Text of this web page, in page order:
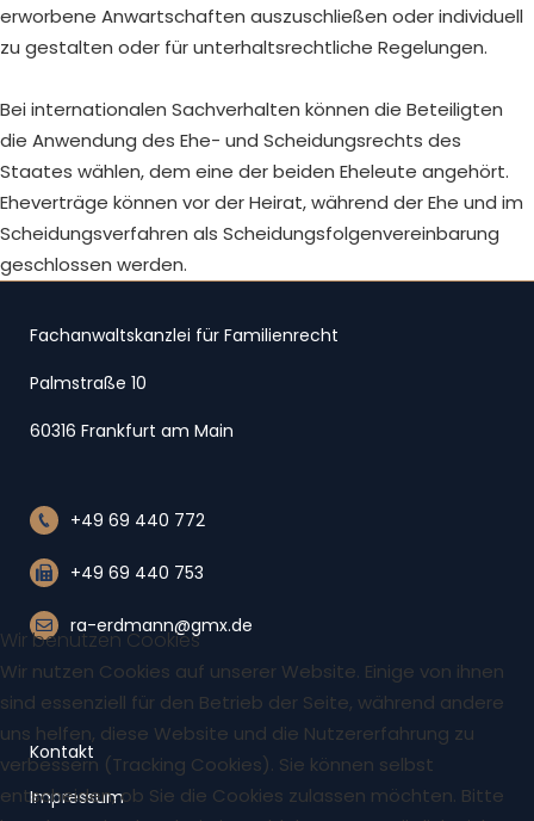
erworbene Anwartschaften auszuschließen oder individuell
zu gestalten oder für unterhaltsrechtliche Regelungen.
Bei internationalen Sachverhalten können die Beteiligten
die Anwendung des Ehe- und Scheidungsrechts des
Staates wählen, dem eine der beiden Eheleute angehört.
Eheverträge können vor der Heirat, während der Ehe und im
Scheidungsverfahren als Scheidungsfolgenvereinbarung
geschlossen werden.
Fachanwaltskanzlei für Familienrecht
Palmstraße 10
60316 Frankfurt am Main
+49 69 440 772
+49 69 440 753
ra-erdmann@gmx.de
Kontakt
Impressum
Wir benutzen Cookies
Wir nutzen Cookies auf unserer Website. Einige von ihnen
sind essenziell für den Betrieb der Seite, während andere
uns helfen, diese Website und die Nutzererfahrung zu
verbessern (Tracking Cookies). Sie können selbst
entscheiden, ob Sie die Cookies zulassen möchten. Bitte